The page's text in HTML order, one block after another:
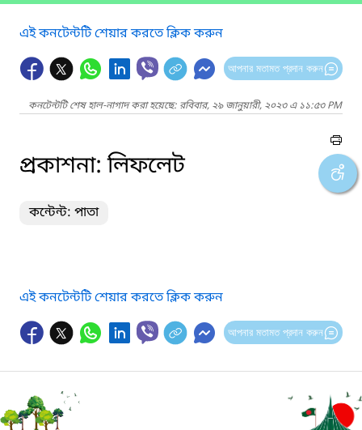
এই কনটেন্টটি শেয়ার করতে ক্লিক করুন
আপনার মতামত প্রদান করুন
কনটেন্টটি শেষ হাল-নাগাদ করা হয়েছে: রবিবার, ২৯ জানুয়ারী, ২০২৩ এ ১১:৫৩ PM
প্রকাশনা: লিফলেট
কন্টেন্ট: পাতা
এই কনটেন্টটি শেয়ার করতে ক্লিক করুন
আপনার মতামত প্রদান করুন